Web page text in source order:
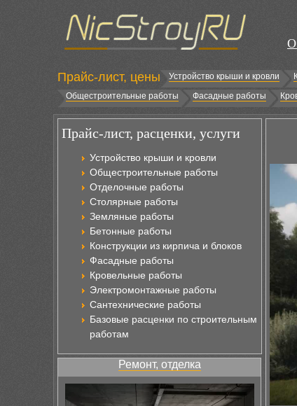
О
Прайс-лист, цены Устройство крыши и кровли
Общестроительные работы
Фасадные работы
Прайс-лист, расценки, услуги
Устройство крыши и кровли
Общестроительные работы
Отделочные работы
Столярные работы
Земляные работы
Бетонные работы
Конструкции из кирпича и блоков
Фасадные работы
Кровельные работы
Электромонтажные работы
Сантехнические работы
Базовые расценки по строительным
работам
Ремонт, отделка